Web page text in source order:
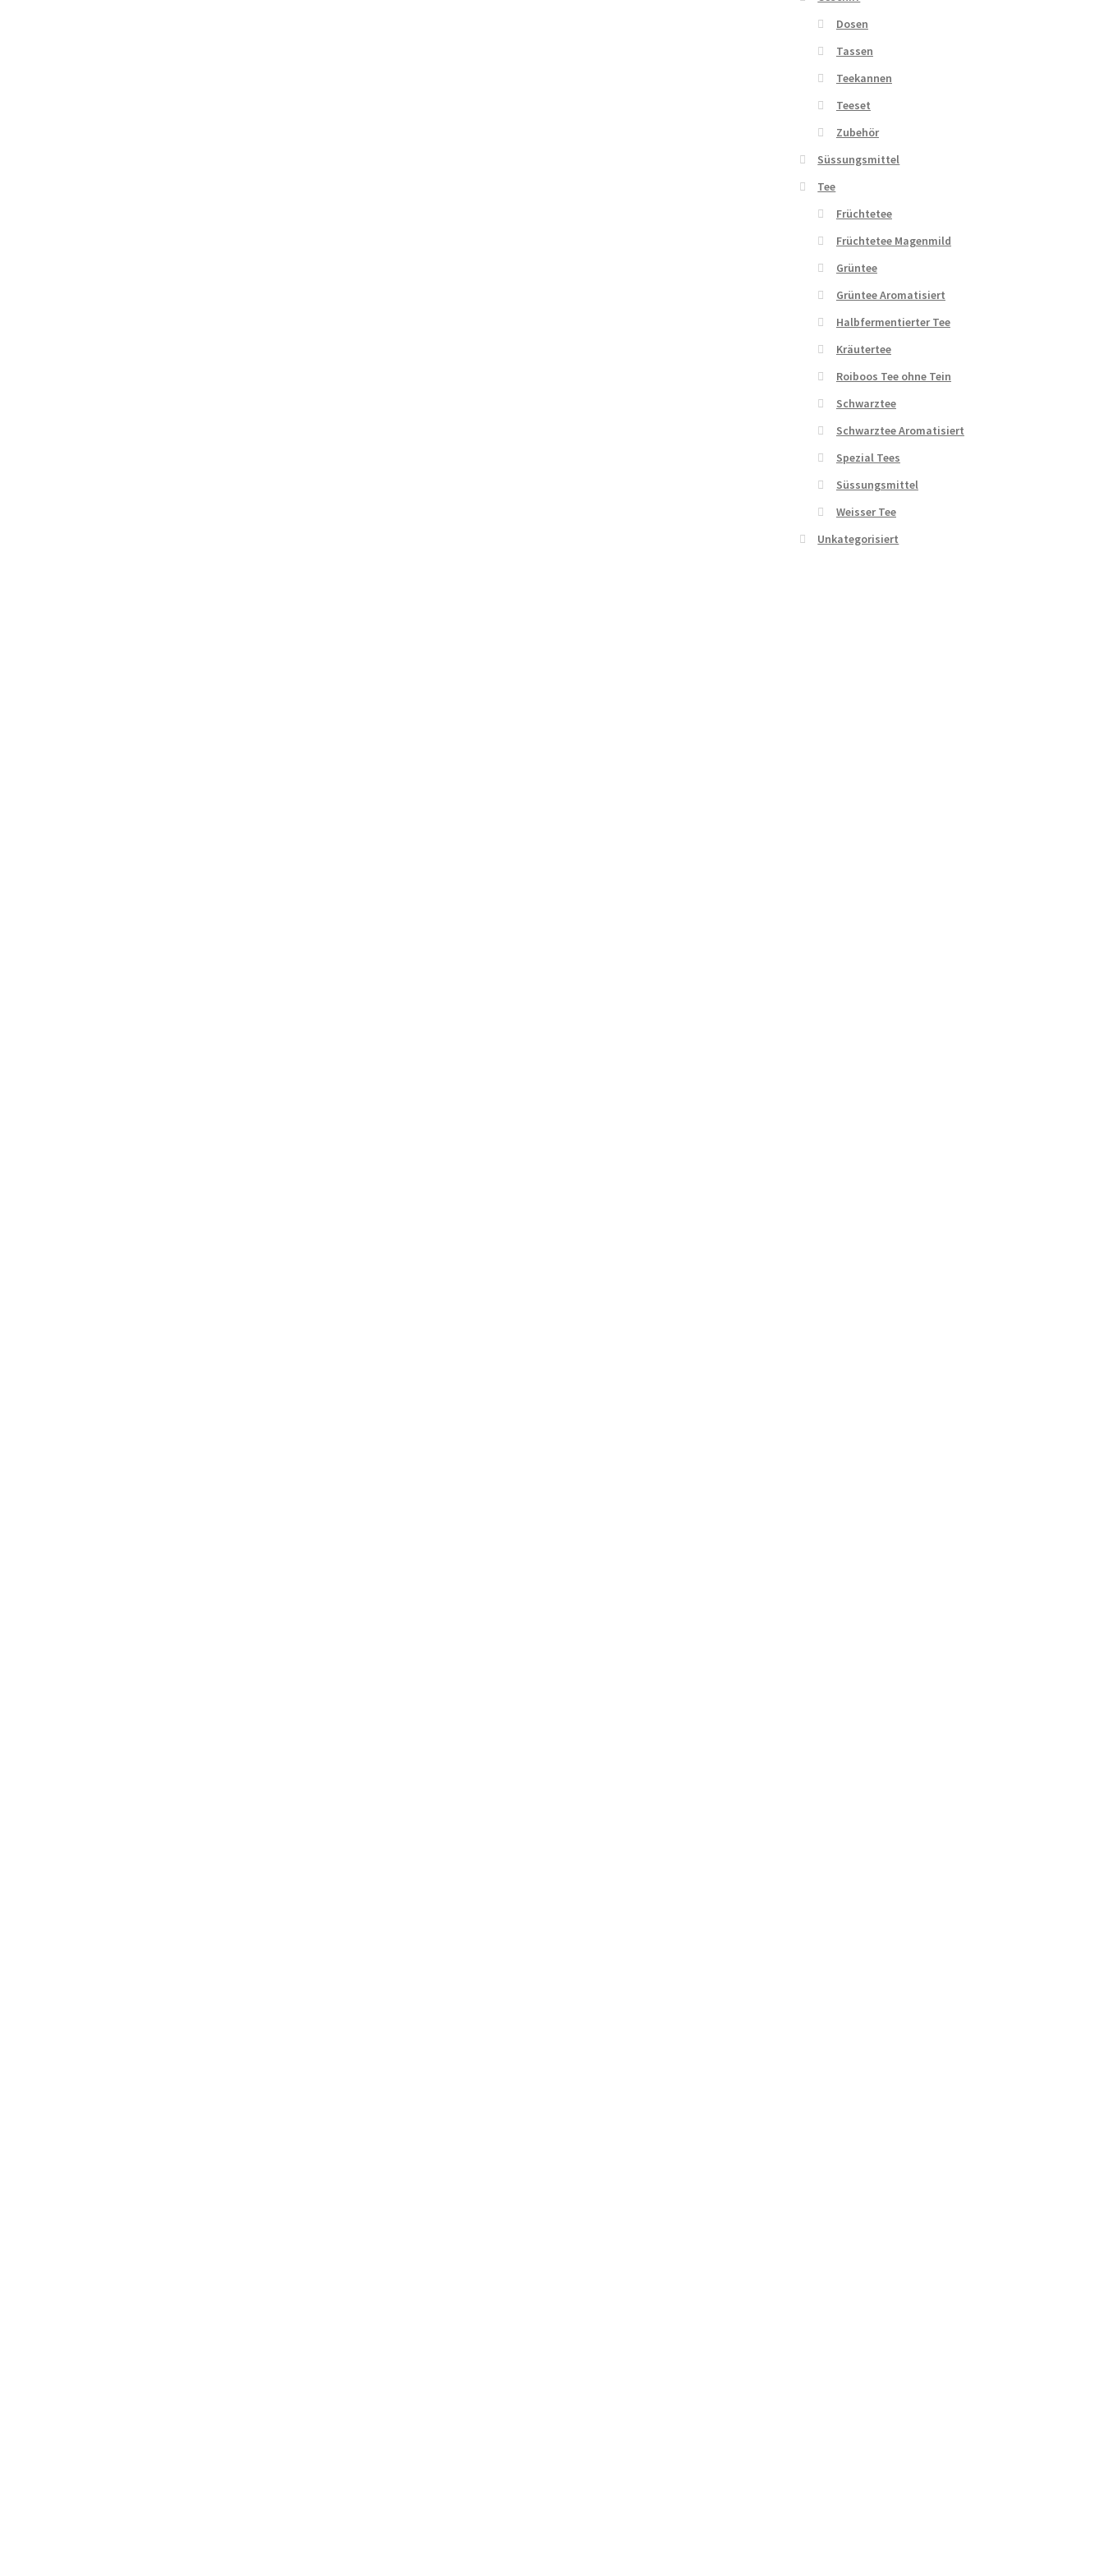
Dosen
Tassen
Teekannen
Teeset
Zubehör
Süssungsmittel
Tee
Früchtetee
Früchtetee Magenmild
Grüntee
Grüntee Aromatisiert
Halbfermentierter Tee
Kräutertee
Roiboos Tee ohne Tein
Schwarztee
Schwarztee Aromatisiert
Spezial Tees
Süssungsmittel
Weisser Tee
Unkategorisiert